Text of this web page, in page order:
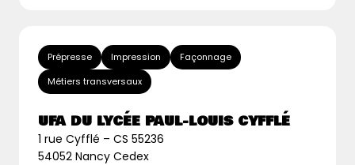
Prépresse Impression
Façonnage
Métiers transversaux
UFA DU LYCÉE PAUL-LOUIS CYFFLÉ
1 rue Cyfflé – CS 55236
54052 Nancy Cedex